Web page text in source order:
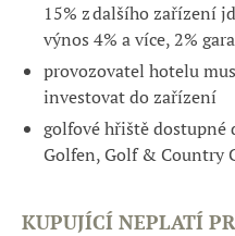
15% z dalšího zařízení
výnos 4% avíce,2%
provozovatel hotelu
investovat do zařízení
golfové hřiště
Golfen, Golf & Country
KUPUJÍCÍ NEPLATÍ